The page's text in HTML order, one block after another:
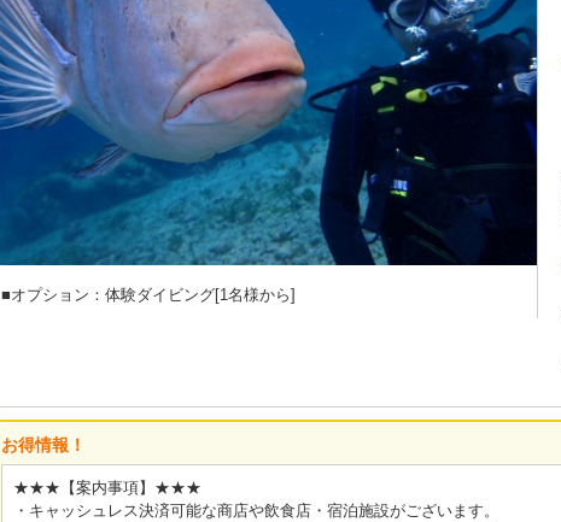
■オプション：体験ダイビング[1名様から]
お得情報！
★★★【案内事項】★★★
・キャッシュレス決済可能な商店や飲食店・宿泊施設がございます。